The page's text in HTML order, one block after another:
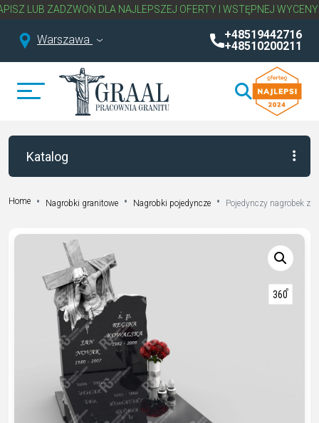
ZADZWOŃ DLA NAJLEPSZEJ OFERTY I WSTĘPNEJ WYCENY
Warszawa
+48519442716
+48510200211
Katalog
Home Nagrobki granitowe Nagrobki pojedyncze Pojedynczy nagrobek z